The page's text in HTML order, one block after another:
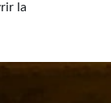
la